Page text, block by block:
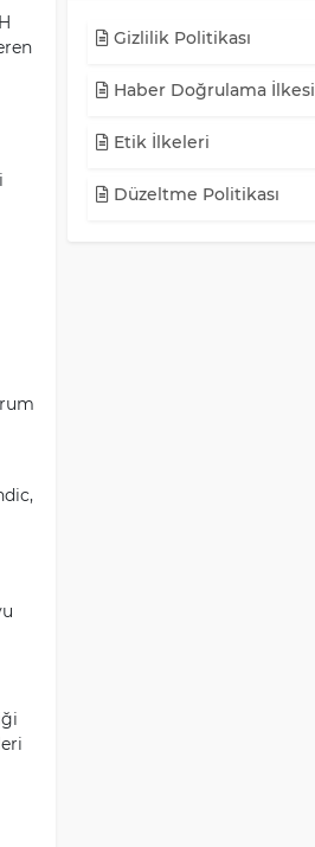
Gizlilik Politikası
Haber Doğrulama İlkesi
Etik İlkeleri
Düzeltme Politikası